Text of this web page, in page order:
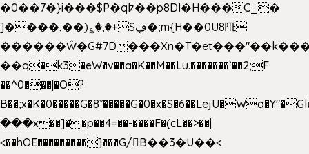
�0��7�}i���$P�q߈��p8DI�H���C_�
]����,��)؏�,�+Sڥ�;m{H��0U8㉐
������Ŵ�G#7D
��q�k3�eW�v��a�K��M��Lu.�������`��2;F
��^0���|�O?
���x��]��p��4=��-����F�(cL��>��|
<��hOE���������]���G/B��3�U��<